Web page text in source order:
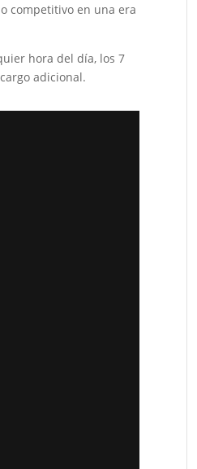
competitivo en una era
hora del día, los 7
adicional.